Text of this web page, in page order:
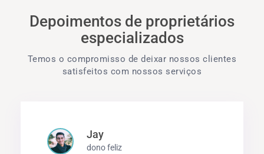
Depoimentos de proprietários
especializados
Temos o compromisso de deixar nossos clientes
satisfeitos com nossos serviços
Jay
dono feliz